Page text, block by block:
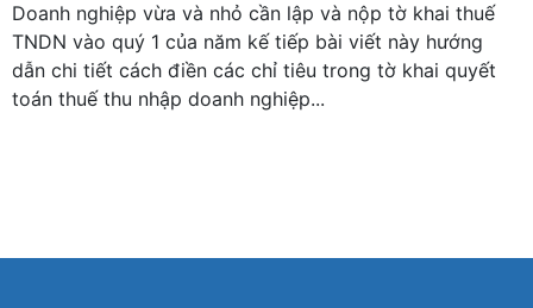
Doanh nghiệp vừa và nhỏ cần lập và nộp tờ khai thuế
TNDN vào quý 1 của năm kế tiếp bài viết này hướng
dẫn chi tiết cách điền các chỉ tiêu trong tờ khai quyết
toán thuế thu nhập doanh nghiệp...